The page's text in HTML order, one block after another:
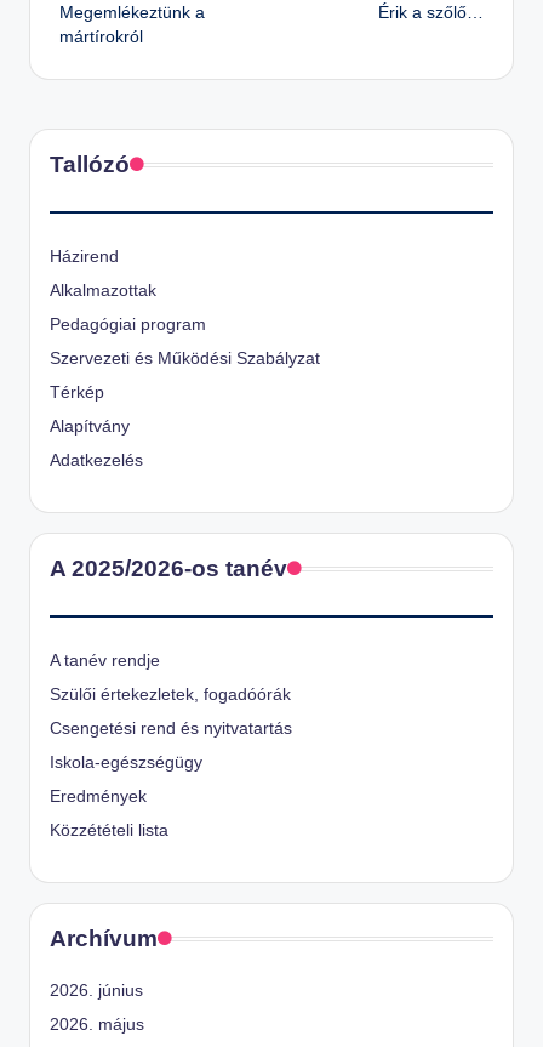
navigation
Megemlékeztünk a
mártírokról
Érik a szőlő…
Tallózó
Házirend
Alkalmazottak
Pedagógiai program
Szervezeti és Működési Szabályzat
Térkép
Alapítvány
Adatkezelés
A 2025/2026-os tanév
A tanév rendje
Szülői értekezletek, fogadóórák
Csengetési rend és nyitvatartás
Iskola-egészségügy
Eredmények
Közzétételi lista
Archívum
2026. június
2026. május